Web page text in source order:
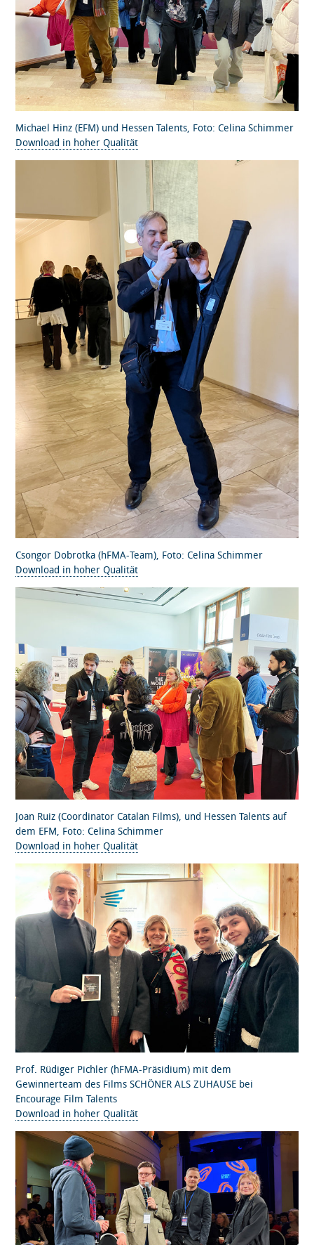
Michael Hinz (EFM) und Hessen Talents, Foto: Celina Schimmer
Download in hoher Qualität
Csongor Dobrotka (hFMA-Team), Foto: Celina Schimmer
Download in hoher Qualität
Joan Ruiz (Coordinator Catalan Films), und Hessen Talents auf
dem EFM, Foto: Celina Schimmer
Download in hoher Qualität
Prof. Rüdiger Pichler (hFMA-Präsidium) mit dem
Gewinnerteam des Films SCHÖNER ALS ZUHAUSE bei
Encourage Film Talents
Download in hoher Qualität